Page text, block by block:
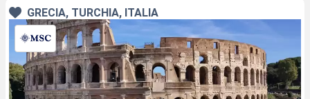
GRECIA, TURCHIA, ITALIA